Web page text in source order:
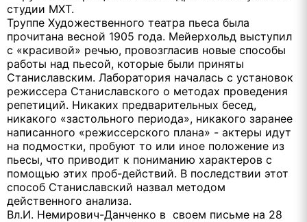
студии МХТ.
Труппе Художественного театра пьеса была
прочитана весной 1905 года. Мейерхольд выступил
с «красивой» речью, провозгласив новые способы
работы над пьесой, которые были приняты
Станиславским. Лаборатория началась с установок
режиссера Станиславского о методах проведения
репетиций. Никаких предварительных бесед,
никакого «застольного периода», никакого заранее
написанного «режиссерского плана» - актеры идут
на подмостки, пробуют то или иное положение из
пьесы, что приводит к пониманию характеров с
помощью этих проб-действий. В последствии этот
способ Станиславский назвал методом
действенного анализа.
Вл.И. Немирович-Данченко в своем письме на 28